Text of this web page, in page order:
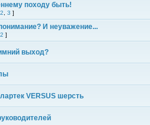
походу быть!
2 3 ]
И неуважение...
2 ]
выход?
VERSUS шерсть